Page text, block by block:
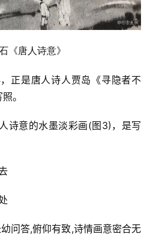
《唐人诗意》
正是唐人诗人贾岛《寻隐者不
。
诗意的水墨淡彩画(图3)，是写
问答,俯仰有致,诗情画意密合无